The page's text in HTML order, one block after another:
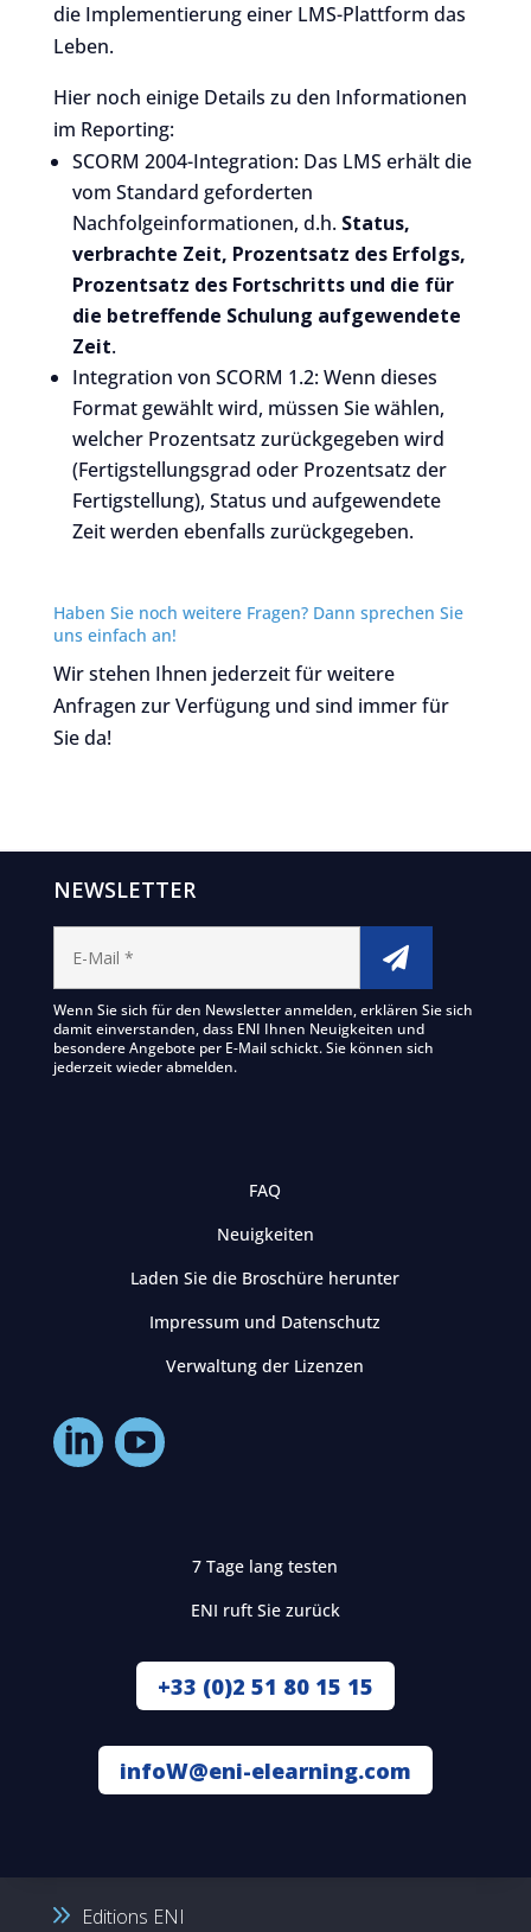
die Implementierung einer LMS-Plattform das
Leben.
Hier noch einige Details zu den Informationen
im Reporting:
SCORM 2004-Integration: Das LMS erhält die
vom Standard geforderten
Nachfolgeinformationen, d.h. Status,
verbrachte Zeit, Prozentsatz des Erfolgs,
Prozentsatz des Fortschritts und die für
die betreffende Schulung aufgewendete
Zeit.
Integration von SCORM 1.2: Wenn dieses
Format gewählt wird, müssen Sie wählen,
welcher Prozentsatz zurückgegeben wird
(Fertigstellungsgrad oder Prozentsatz der
Fertigstellung), Status und aufgewendete
Zeit werden ebenfalls zurückgegeben.
Haben Sie noch weitere Fragen? Dann sprechen Sie
uns einfach an!
Wir stehen Ihnen jederzeit für weitere
Anfragen zur Verfügung und sind immer für
Sie da!
NEWSLETTER
Wenn Sie sich für den Newsletter anmelden, erklären Sie sich
damit einverstanden, dass ENI Ihnen Neuigkeiten und
besondere Angebote per E-Mail schickt. Sie können sich
jederzeit wieder abmelden.
FAQ
Neuigkeiten
Laden Sie die Broschüre herunter
Impressum und Datenschutz
Verwaltung der Lizenzen
7 Tage lang testen
ENI ruft Sie zurück
+33 (0)2 51 80 15 15
infoW@eni-elearning.com
Editions ENI